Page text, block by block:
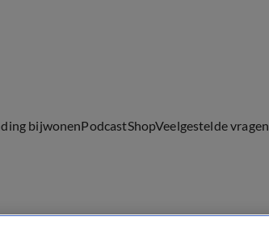
bijwonenPodcastShopVeelgestelde vragen